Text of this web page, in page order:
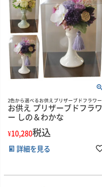
2色から選べるお供えプリザーブドフラワー
お供え プリザーブドフラワ
ー しの＆わかな
¥10,280税込
詳細を見る